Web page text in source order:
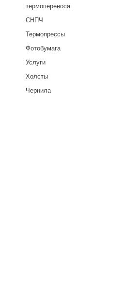
термопереноса
СНПЧ
Термопрессы
Фотобумага
Услуги
Холсты
Чернила